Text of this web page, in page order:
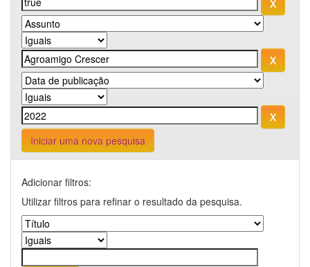
Iniciar uma nova pesquisa
Adicionar filtros:
Utilizar filtros para refinar o resultado da pesquisa.